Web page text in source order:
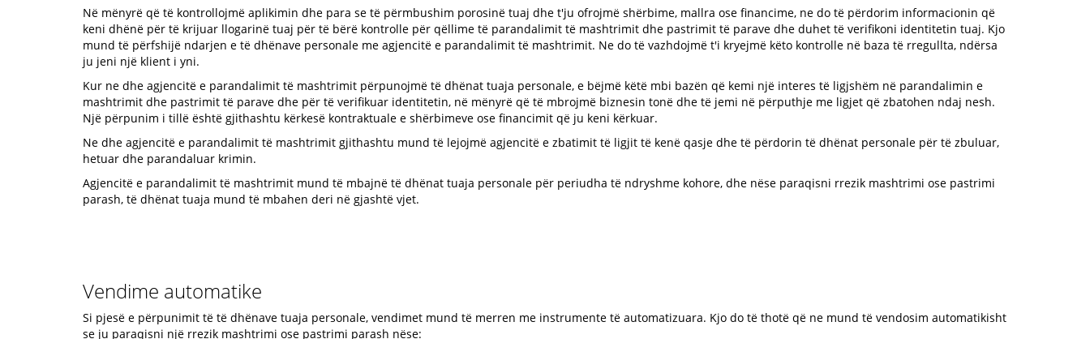
Në mënyrë që të kontrollojmë aplikimin dhe para se të përmbushim porosinë tuaj dhe t'ju ofrojmë shërbime, mallra ose financime, ne do të përdorim informacionin që
keni dhënë për të krijuar llogarinë tuaj për të bërë kontrolle për qëllime të parandalimit të mashtrimit dhe pastrimit të parave dhe duhet të verifikoni identitetin tuaj. Kjo
mund të përfshijë ndarjen e të dhënave personale me agjencitë e parandalimit të mashtrimit. Ne do të vazhdojmë t'i kryejmë këto kontrolle në baza të rregullta, ndërsa
ju jeni një klient i yni.
Kur ne dhe agjencitë e parandalimit të mashtrimit përpunojmë të dhënat tuaja personale, e bëjmë këtë mbi bazën që kemi një interes të ligjshëm në parandalimin e
mashtrimit dhe pastrimit të parave dhe për të verifikuar identitetin, në mënyrë që të mbrojmë biznesin tonë dhe të jemi në përputhje me ligjet që zbatohen ndaj nesh.
Një përpunim i tillë është gjithashtu kërkesë kontraktuale e shërbimeve ose financimit që ju keni kërkuar.
Ne dhe agjencitë e parandalimit të mashtrimit gjithashtu mund të lejojmë agjencitë e zbatimit të ligjit të kenë qasje dhe të përdorin të dhënat personale për të zbuluar,
hetuar dhe parandaluar krimin.
Agjencitë e parandalimit të mashtrimit mund të mbajnë të dhënat tuaja personale për periudha të ndryshme kohore, dhe nëse paraqisni rrezik mashtrimi ose pastrimi
parash, të dhënat tuaja mund të mbahen deri në gjashtë vjet.
Vendime automatike
Si pjesë e përpunimit të të dhënave tuaja personale, vendimet mund të merren me instrumente të automatizuara. Kjo do të thotë që ne mund të vendosim automatikisht
se ju paraqisni një rrezik mashtrimi ose pastrimi parash nëse: